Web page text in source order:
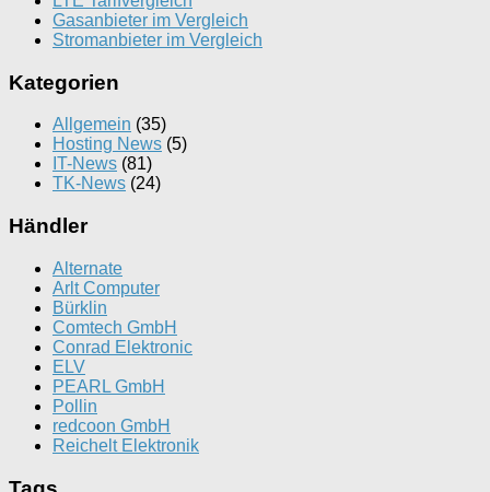
Gasanbieter im Vergleich
Stromanbieter im Vergleich
Kategorien
Allgemein (35)
Hosting News (5)
IT-News (81)
TK-News (24)
Händler
Alternate
Arlt Computer
Bürklin
Comtech GmbH
Conrad Elektronic
ELV
PEARL GmbH
Pollin
redcoon GmbH
Reichelt Elektronik